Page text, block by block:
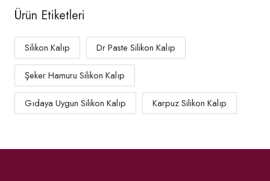
Ürün Etiketleri
Silikon Kalıp Dr Paste Silikon Kalıp
Şeker Hamuru Silikon Kalıp
Gıdaya Uygun Silikon Kalıp Karpuz Silikon Kalıp